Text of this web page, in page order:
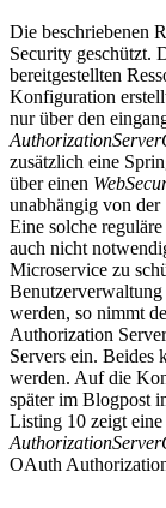
Die beschriebenen
Security geschützt.
bereitgestellten
Konfiguration
nur über den
zusätzlich eine
über einen
unabhängig von
Eine solche
auch nicht
Microservice zu
werden, so nimmt
Authorization
Servers ein. Beides
werden. Auf die
später im Blogpost
Listing 10 zeigt
OAuth